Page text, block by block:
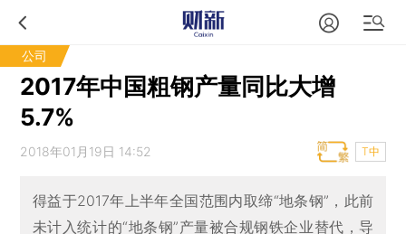
公司
2017年中国粗钢产量同比大增
5.7%
2018年01月19日 14:52 T中
得益于2017年上半年全国范围内取缔“地条钢”，此前
未计入统计的“地条钢”产量被合规钢铁企业替代，导